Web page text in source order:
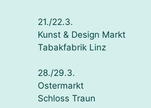
21./22.3.
Kunst & Design Markt
Tabakfabrik Linz
28./29.3.
Ostermarkt
Schloss Traun